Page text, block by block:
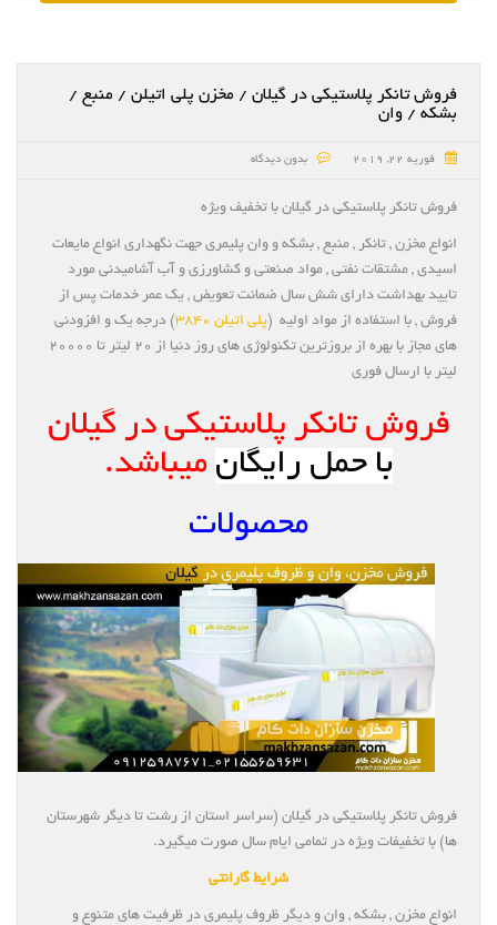
فروش تانکر پلاستیکی در گیلان / مخزن پلی اتیلن / منبع /
بشکه / وان
فوریه 22, 2019 بدون دیدگاه
فروش تانکر پلاستیکی در گیلان با تخفیف ویژه
انواع مخزن , تانکر , منبع , بشکه و وان پلیمری جهت نگهداری انواع مایعات
اسیدی , مشتقات نفتی , مواد صنعتی و کشاورزی و آب آشامیدنی مورد
تایید بهداشت دارای شش سال ضمانت تعویض , یک عمر خدمات پس از
فروش , با استفاده از مواد اولیه (پلی اتیلن ۳۸۴۰
) درجه یک و افزودنی
های مجاز با بهره از بروزترین تکنولوژی های روز دنیا از ۲۰ لیتر تا ۲۰۰۰۰
لیتر با ارسال فوری
فروش تانکر پلاستیکی در گیلان
با حمل رایگان میباشد.
محصولات
فروش تانکر پلاستیکی در گیلان (سراسر استان از رشت تا دیگر شهرستان
ها) با تخفیفات ویژه در تمامی ایام سال صورت میگیرد.
شرایط گارانتی
انواع مخزن , بشکه , وان و دیگر ظروف پلیمری در ظرفیت های متنوع و